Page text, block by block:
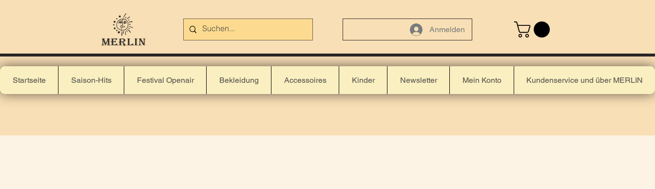
Anmelden
Startseite Saison-Hits Festival Openair Bekleidung Accessoires Kinder Newsletter Mein Konto Kundenservice und über MERLIN